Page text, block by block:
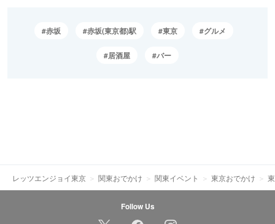
赤坂 赤坂(東京都)駅 東京 グルメ
居酒屋 バー
レッツエンジョイ東京 関東おでかけ 関東イベント 東京おでかけ
Follow Us